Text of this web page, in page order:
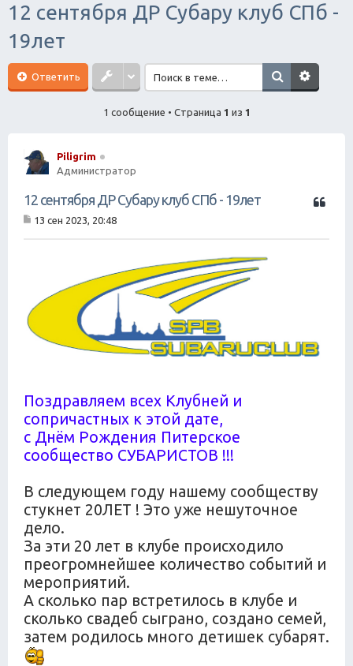
ои
12 сентября ДР Субару клуб СПб -
19лет
Ответить
1 сообщение • Страница 1 из 1
Piligrim
Администратор
Ц
12 сентября ДР Субару клуб СПб - 19лет
и
е
13 сен 2023, 20:48
Поздравляем всех Клубней и
сопричастных к этой дате,
с Днём Рождения Питерское
сообщество СУБАРИСТОВ !!!
В следующем году нашему сообществу
стукнет 20ЛЕТ ! Это уже нешуточное
дело.
За эти 20 лет в клубе происходило
преогромнейшее количество событий и
мероприятий.
А сколько пар встретилось в клубе и
сколько свадеб сыграно, создано семей,
затем родилось много детишек субарят.